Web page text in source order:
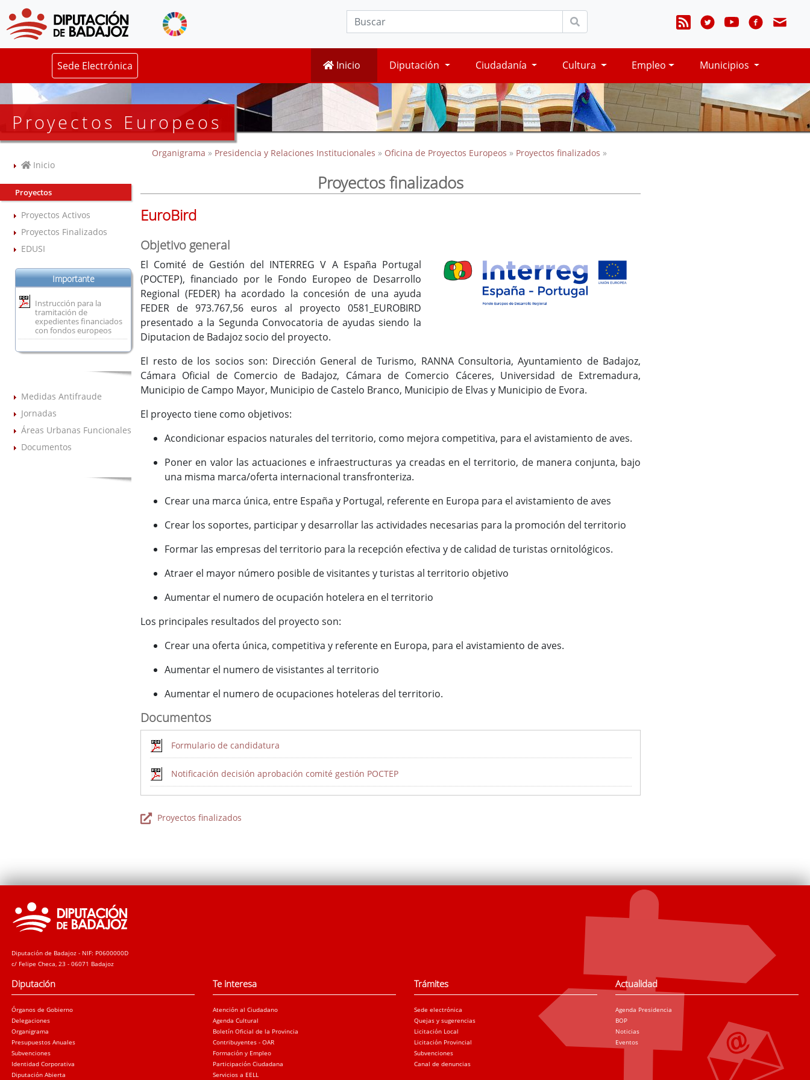
Sede Electrónica Inicio Diputación Ciudadanía Cultura Empleo Municipios
Proyectos Europeos
Inicio
Proyectos
Proyectos Activos
Proyectos Finalizados
EDUSI
Importante
Instrucción para la
tramitación de
expedientes financiados
con fondos europeos
Medidas Antifraude
Jornadas
Áreas Urbanas Funcionales
Documentos
Organigrama » Presidencia y Relaciones Institucionales » Oficina de Proyectos Europeos » Proyectos finalizados »
Proyectos finalizados
EuroBird
Objetivo general
El Comité de Gestión del INTERREG V A España Portugal
(POCTEP), financiado por le Fondo Europeo de Desarrollo
Regional (FEDER) ha acordado la concesión de una ayuda
FEDER de 973.767,56 euros al proyecto 0581_EUROBIRD
presentado a la Segunda Convocatoria de ayudas siendo la
Diputacion de Badajoz socio del proyecto.
El resto de los socios son: Dirección General de Turismo, RANNA Consultoria, Ayuntamiento de Badajoz,
Cámara Oficial de Comercio de Badajoz, Cámara de Comercio Cáceres, Universidad de Extremadura,
Municipio de Campo Mayor, Municipio de Castelo Branco, Municipio de Elvas y Municipio de Evora.
El proyecto tiene como objetivos:
Acondicionar espacios naturales del territorio, como mejora competitiva, para el avistamiento de aves.
Poner en valor las actuaciones e infraestructuras ya creadas en el territorio, de manera conjunta, bajo
una misma marca/oferta internacional transfronteriza.
Crear una marca única, entre España y Portugal, referente en Europa para el avistamiento de aves
Crear los soportes, participar y desarrollar las actividades necesarias para la promoción del territorio
Formar las empresas del territorio para la recepción efectiva y de calidad de turistas ornitológicos.
Atraer el mayor número posible de visitantes y turistas al territorio objetivo
Aumentar el numero de ocupación hotelera en el territorio
Los principales resultados del proyecto son:
Crear una oferta única, competitiva y referente en Europa, para el avistamiento de aves.
Aumentar el numero de visistantes al territorio
Aumentar el numero de ocupaciones hoteleras del territorio.
Documentos
Formulario de candidatura
Notificación decisión aprobación comité gestión POCTEP
Proyectos finalizados
Diputación de Badajoz - NIF: P0600000D
c/ Felipe Checa, 23 - 06071 Badajoz
Diputación
Órganos de Gobierno
Delegaciones
Organigrama
Presupuestos Anuales
Subvenciones
Identidad Corporativa
Diputación Abierta
Te interesa
Atención al Ciudadano
Agenda Cultural
Boletín Oficial de la Provincia
Contribuyentes - OAR
Formación y Empleo
Participación Ciudadana
Servicios a EELL
Trámites
Sede electrónica
Quejas y sugerencias
Licitación Local
Licitación Provincial
Subvenciones
Canal de denuncias
Actualidad
Agenda Presidencia
BOP
Noticias
Eventos